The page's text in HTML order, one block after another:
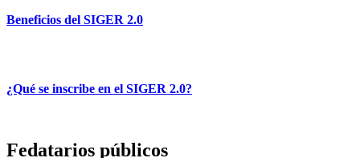
Beneficios del SIGER 2.0
¿Qué se inscribe en el SIGER 2.0?
Fedatarios públicos